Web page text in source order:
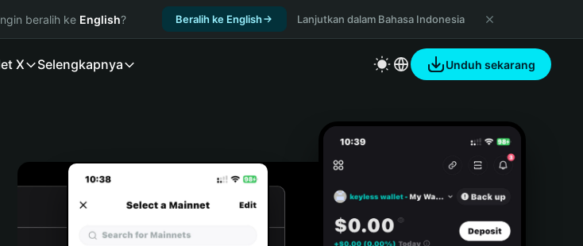
beralih ke English? Beralih ke English Lanjutkan dalam Bahasa Indonesia
X Selengkapnya Unduh sekarang